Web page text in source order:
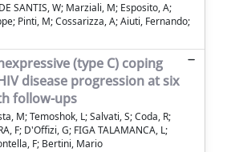
SANTIS, W; Marziali, M; Esposito, A;
Pinti, M; Cossarizza, A; Aiuti, Fernando;
(type C) coping
disease progression at six
follow-ups
M; Temoshok, L; Salvati, S; Coda, R;
F; D'Offizi, G; FIGA TALAMANCA, L;
F; Bertini, Mario